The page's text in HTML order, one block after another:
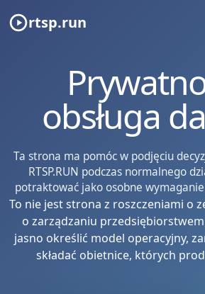
rtsp.run
obsługa
Ta strona ma pomóc w podjęciu
RTSP.RUN podczas normalnego
potraktować jako osobne
To nie jest strona z roszczeniami o
o zarządzaniu
jasno określić model operacyjny,
składać obietnice, których